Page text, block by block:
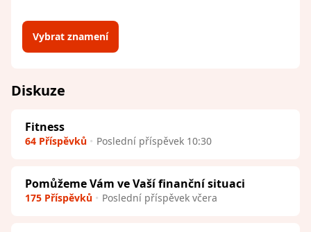
Vybrat znamení
Diskuze
Fitness
64 Příspěvků Poslední příspěvek 10:30
Pomůžeme Vám ve Vaší finanční situaci
175 Příspěvků Poslední příspěvek včera